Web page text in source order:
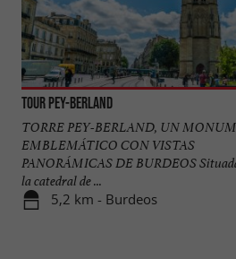
Tour Pey-Berland
TORRE PEY-BERLAND, UN
EMBLEMÁTICO CON VISTAS
PANORÁMICAS DE BURDEOS
la catedral de ...
5,2 km - Burdeos